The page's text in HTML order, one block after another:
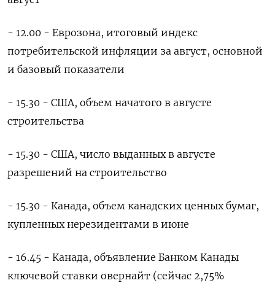
- 12.00 - Еврозона, итоговый индекс
потребительской инфляции за август, основной
и базовый показатели
- 15.30 - США, объем начатого в августе
строительства
- 15.30 - США, число выданных в августе
разрешений на строительство
- 15.30 - Канада, объем канадских ценных бумаг,
купленных нерезидентами в июне
- 16.45 - Канада, объявление Банком Канады
ключевой ставки овернайт (сейчас 2,75%